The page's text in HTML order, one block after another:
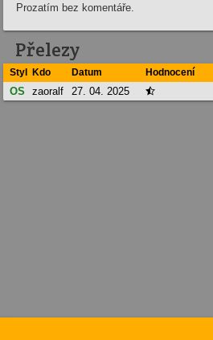
Prozatím bez komentáře.
Přelezy
Styl Kdo Datum Hodnocení
OS zaoralf 27. 04. 2025 